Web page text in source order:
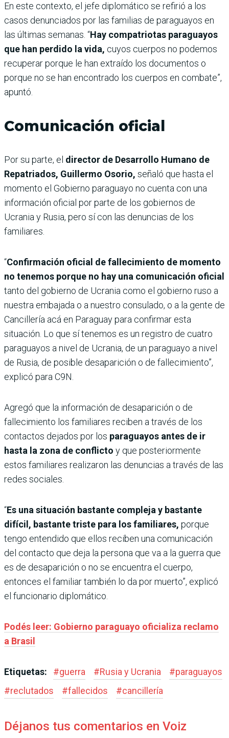
En este contexto, el jefe diplomático se refirió a los
casos denunciados por las familias de paraguayos en
las últimas semanas. “Hay compatriotas paraguayos
que han perdido la vida, cuyos cuerpos no podemos
recuperar porque le han extraído los documentos o
porque no se han encontrado los cuerpos en combate”,
apuntó.
Comunicación oficial
Por su parte, el director de Desarrollo Humano de
Repatriados, Guillermo Osorio, señaló que hasta el
momento el Gobierno paraguayo no cuenta con una
información oficial por parte de los gobiernos de
Ucrania y Rusia, pero sí con las denuncias de los
familiares.
“Confirmación oficial de fallecimiento de momento
no tenemos porque no hay una comunicación oficial
tanto del gobierno de Ucrania como el gobierno ruso a
nuestra embajada o a nuestro consulado, o a la gente de
Cancillería acá en Paraguay para confirmar esta
situación. Lo que sí tenemos es un registro de cuatro
paraguayos a nivel de Ucrania, de un paraguayo a nivel
de Rusia, de posible desaparición o de fallecimiento”,
explicó para C9N.
Agregó que la información de desaparición o de
fallecimiento los familiares reciben a través de los
contactos dejados por los paraguayos antes de ir
hasta la zona de conflicto y que posteriormente
estos familiares realizaron las denuncias a través de las
redes sociales.
“Es una situación bastante compleja y bastante
difícil, bastante triste para los familiares, porque
tengo entendido que ellos reciben una comunicación
del contacto que deja la persona que va a la guerra que
es de desaparición o no se encuentra el cuerpo,
entonces el familiar también lo da por muerto”, explicó
el funcionario diplomático.
Podés leer: Gobierno paraguayo oficializa reclamo
a Brasil
Etiquetas: #guerra #Rusia y Ucrania #paraguayos
#reclutados #fallecidos #cancillería
Déjanos tus comentarios en Voiz